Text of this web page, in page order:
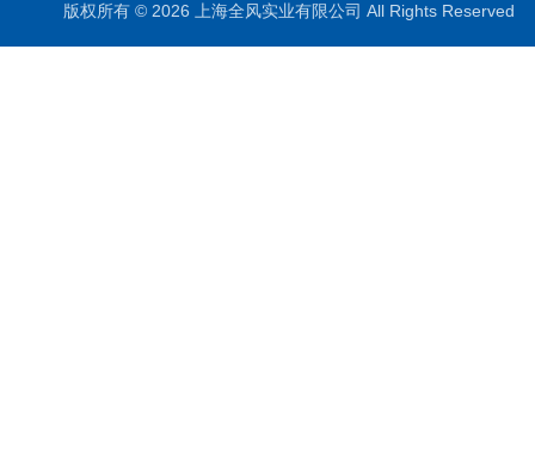
版权所有 © 2026 上海全风实业有限公司 All Rights